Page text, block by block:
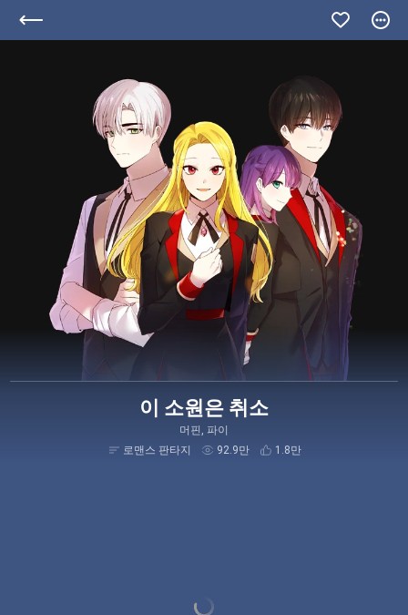
이 소원은 취소
머핀, 파이
로맨스 판타지
92.9만 1.8만